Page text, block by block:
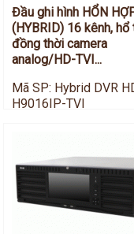
Đầu ghi hình HỔN
(HYBRID) 16 kênh, hổ
đồng thời camera
analog/HD-TVI...
Mã SP: Hybrid DVR
H9016IP-TVI